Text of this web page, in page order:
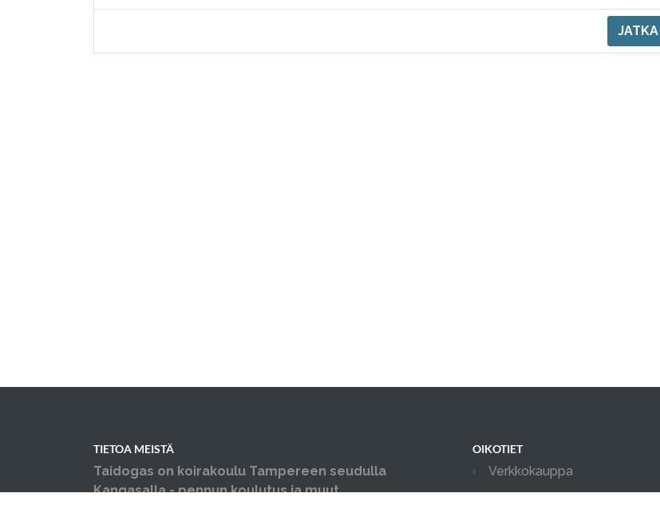
JATKA
TIETOA MEISTÄ
Taidogas on koirakoulu Tampereen seudulla
Kangasalla - pennun koulutus ja muut
OIKOTIET
Verkkokauppa